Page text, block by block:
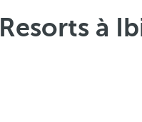
à